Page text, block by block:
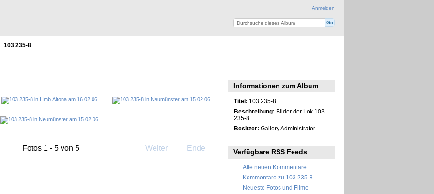
Anmelden
103 235-8
Fotos 1 - 5 von 5 Weiter Ende
Informationen zum Album
Titel: 103 235-8
Beschreibung: Bilder der Lok 103
235-8
Besitzer: Gallery Administrator
Verfügbare RSS Feeds
Alle neuen Kommentare
Kommentare zu 103 235-8
Neueste Fotos und Filme